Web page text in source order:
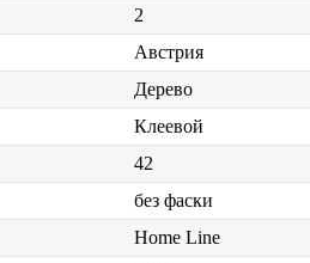
2
Австрия
Дерево
Клеевой
42
без фаски
Home Line